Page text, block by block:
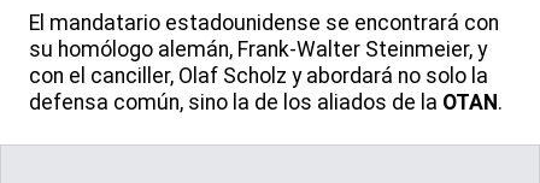
El mandatario estadounidense se encontrará con
su homólogo alemán, Frank-Walter Steinmeier, y
con el canciller, Olaf Scholz y abordará no solo la
defensa común, sino la de los aliados de la OTAN.